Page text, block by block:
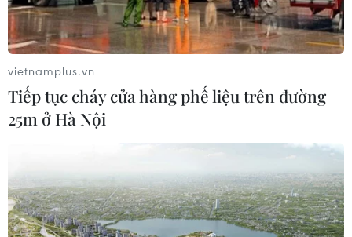
Mỹ chi hơn 2 tỷ USD thúc đẩy ngành
pin và khoáng sản nội địa
08/08/2026 08:16
Chủ sân Azteca lỗ hơn 47 triệu USD vì
World Cup 2026
08/08/2026 06:43
vietnamplus.vn
Tiếp tục cháy cửa hàng phế liệu trên đường
25m ở Hà Nội